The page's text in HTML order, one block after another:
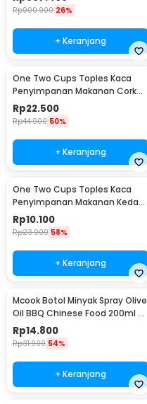
Rp900.900 26%
+ Keranjang
One Two Cups Toples Kaca
Penyimpanan Makanan Cork
Seal Storage Jar 500ml - E1
Rp22.500
Rp44.900 50%
+ Keranjang
One Two Cups Toples Kaca
Penyimpanan Makanan Kedap
Udara Storage Jar 250ml -
GH1270
Rp10.100
Rp23.900 58%
+ Keranjang
Mcook Botol Minyak Spray Olive
Oil BBQ Chinese Food 200ml -
M219
Rp14.800
Rp31.900 54%
+ Keranjang